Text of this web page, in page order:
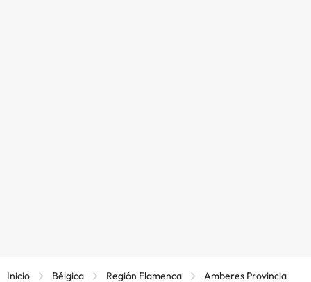
Inicio Bélgica Región Flamenca Amberes Provincia